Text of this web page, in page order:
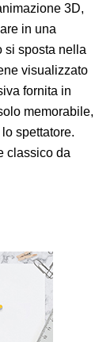
3D,
in una
si sposta nella
visualizzato
fornita in
memorabile,
spettatore.
classico da